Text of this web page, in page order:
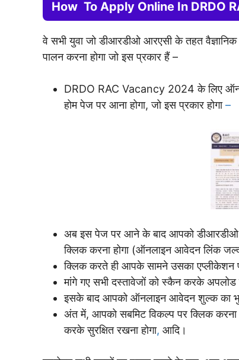
How To Apply Online In DRDO
वे सभी युवा जो डीआरडीओ आरएसी के तहत
पालन करना होगा जो इस प्रकार हैं –
DRDO RAC Vacancy 2024 के लिए
होम पेज पर आना होगा, जो इस प्रकार होगा–
अब इस पेज पर आने के बाद आपको डीआरडीओ में
क्लिक करना होगा (ऑनलाइन आवेदन लिंक जल्द
क्लिक करते ही आपके सामने उसका एप्लीकेशन
मांगे गए सभी दस्तावेजों को स्कैन करके अपलोड
इसके बाद आपको ऑनलाइन आवेदन शुल्क का
अंत में, आपको सबमिट विकल्प पर क्लिक
करके सुरक्षित रखना होगा, आदि।